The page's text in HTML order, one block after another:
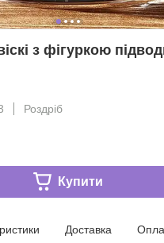
з фігуркою
Роздріб
Купити
Доставка